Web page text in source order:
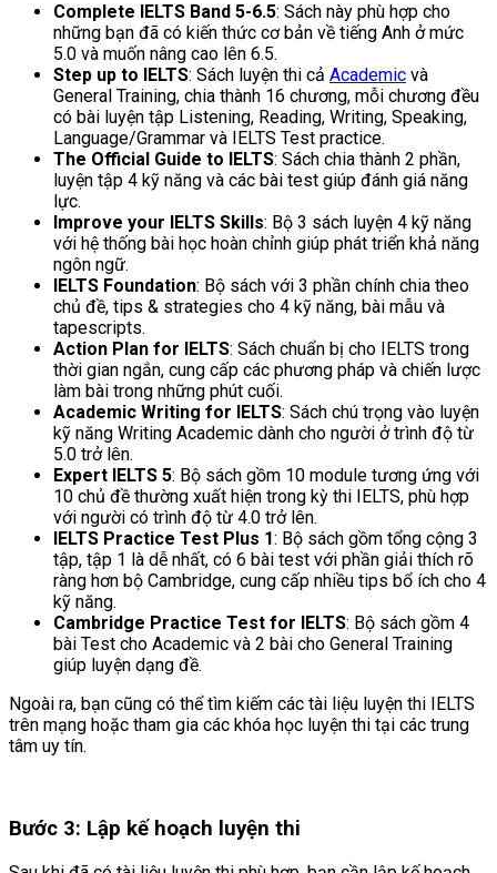
Complete IELTS Band 5-6.5: Sách này phù hợp cho
những bạn đã có kiến thức cơ bản về tiếng Anh ở mức
5.0 và muốn nâng cao lên 6.5.
Step up to IELTS: Sách luyện thi cả Academic và
General Training, chia thành 16 chương, mỗi chương đều
có bài luyện tập Listening, Reading, Writing, Speaking,
Language/Grammar và IELTS Test practice.
The Official Guide to IELTS: Sách chia thành 2 phần,
luyện tập 4 kỹ năng và các bài test giúp đánh giá năng
lực.
Improve your IELTS Skills: Bộ 3 sách luyện 4 kỹ năng
với hệ thống bài học hoàn chỉnh giúp phát triển khả năng
ngôn ngữ.
IELTS Foundation: Bộ sách với 3 phần chính chia theo
chủ đề, tips & strategies cho 4 kỹ năng, bài mẫu và
tapescripts.
Action Plan for IELTS: Sách chuẩn bị cho IELTS trong
thời gian ngắn, cung cấp các phương pháp và chiến lược
làm bài trong những phút cuối.
Academic Writing for IELTS: Sách chú trọng vào luyện
kỹ năng Writing Academic dành cho người ở trình độ từ
5.0 trở lên.
Expert IELTS 5: Bộ sách gồm 10 module tương ứng với
10 chủ đề thường xuất hiện trong kỳ thi IELTS, phù hợp
với người có trình độ từ 4.0 trở lên.
IELTS Practice Test Plus 1: Bộ sách gồm tổng cộng 3
tập, tập 1 là dễ nhất, có 6 bài test với phần giải thích rõ
ràng hơn bộ Cambridge, cung cấp nhiều tips bổ ích cho 4
kỹ năng.
Cambridge Practice Test for IELTS: Bộ sách gồm 4
bài Test cho Academic và 2 bài cho General Training
giúp luyện dạng đề.
Ngoài ra, bạn cũng có thể tìm kiếm các tài liệu luyện thi IELTS
trên mạng hoặc tham gia các khóa học luyện thi tại các trung
tâm uy tín.
Bước 3: Lập kế hoạch luyện thi